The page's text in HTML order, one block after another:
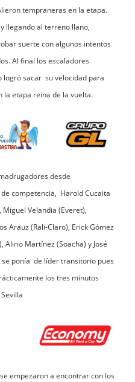
tempraneras en la etapa.
llegando al terreno llano,
suerte con algunos intentos
Al final los escaladores
logró sacar su velocidad para
etapa reina de la vuelta.
desde
competencia, Harold Cucaita
Miguel Velandia (Everet),
Arauz (Rali-Claro), Erick Gómez
Alirio Martínez (Soacha) y José
se ponía de líder transitorio pues
los tres minutos
empezaron a encontrar con los